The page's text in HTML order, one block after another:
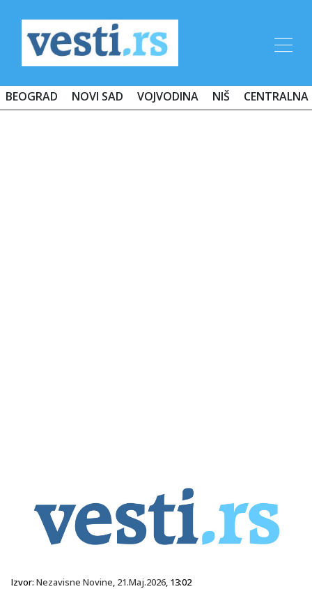
BEOGRAD NOVI SAD VOJVODINA NIŠ CENTRALNA
Izvor: Nezavisne Novine, 21.Maj.2026, 13:02